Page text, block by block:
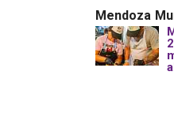
Mendoza